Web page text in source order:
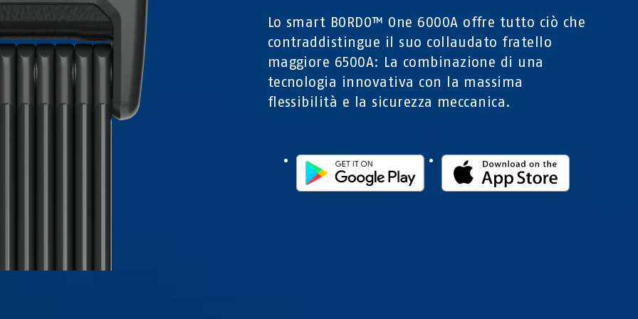
Lo smart BORDO™ One 6000A offre tutto ciò che
contraddistingue il suo collaudato fratello
maggiore 6500A: La combinazione di una
tecnologia innovativa con la massima
flessibilità e la sicurezza meccanica.